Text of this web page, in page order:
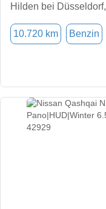
Hilden bei
10.720 km Benzin